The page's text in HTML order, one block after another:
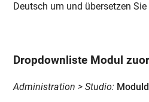
Deutsch um und übersetzen
Dropdownliste Modul
Administration > Studio: